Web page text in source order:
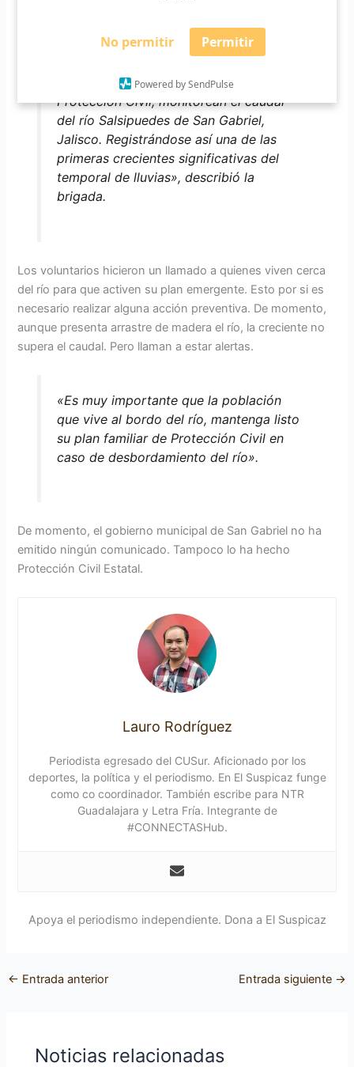
No permitir Permitir
Powered by SendPulse
«Desde las 16:00 horas de hoy sábado
voluntarios de la Brigada Juvenil de
Protección Civil, monitorean el caudal
del río Salsipuedes de San Gabriel,
Jalisco. Registrándose así una de las
primeras crecientes significativas del
temporal de lluvias», describió la
brigada.
Los voluntarios hicieron un llamado a quienes viven cerca
del río para que activen su plan emergente. Esto por si es
necesario realizar alguna acción preventiva. De momento,
aunque presenta arrastre de madera el río, la creciente no
supera el caudal. Pero llaman a estar alertas.
«Es muy importante que la población
que vive al bordo del río, mantenga listo
su plan familiar de Protección Civil en
caso de desbordamiento del río».
De momento, el gobierno municipal de San Gabriel no ha
emitido ningún comunicado. Tampoco lo ha hecho
Protección Civil Estatal.
Lauro Rodríguez
Periodista egresado del CUSur. Aficionado por los
deportes, la política y el periodismo. En El Suspicaz funge
como co coordinador. También escribe para NTR
Guadalajara y Letra Fría. Integrante de
#CONNECTASHub.
Apoya el periodismo independiente. Dona a El Suspicaz
← Entrada anterior Entrada siguiente →
Noticias relacionadas